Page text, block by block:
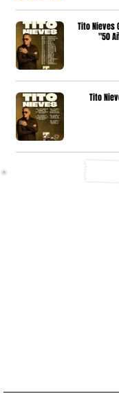
Tito Nieves
"50
Tito